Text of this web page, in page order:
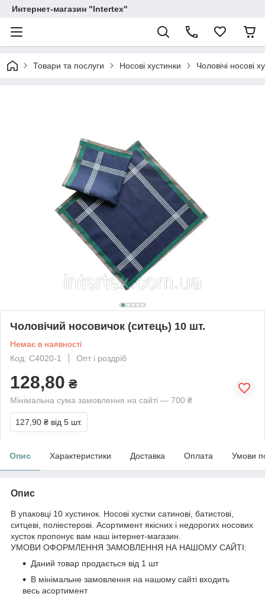
Интернет-магазин "Intertex"
Товари та послуги Носові хустинки Чоловічі носові
Чоловічий носовичок (ситець) 10 шт.
Немає в наявності
Код: С4020-1
Опт і роздріб
128,80 ₴
Мінімальна сума замовлення на сайті — 700 ₴
127,90 ₴ від 5 шт.
Опис Характеристики Доставка Оплата Умови
Опис
В упаковці 10 хустинок. Носові хустки сатинові, батистові,
ситцеві, поліестерові. Асортимент якісних і недорогих носових
хусток пропонує вам наш інтернет-магазин.
УМОВИ ОФОРМЛЕННЯ ЗАМОВЛЕННЯ НА НАШОМУ САЙТІ:
Даний товар продається від 1 шт
В мінімальне замовлення на нашому сайті входить
весь асортимент